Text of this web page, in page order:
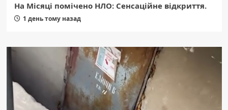
На Місяці помічено НЛО: Сенсаційне відкриття.
1 день тому назад